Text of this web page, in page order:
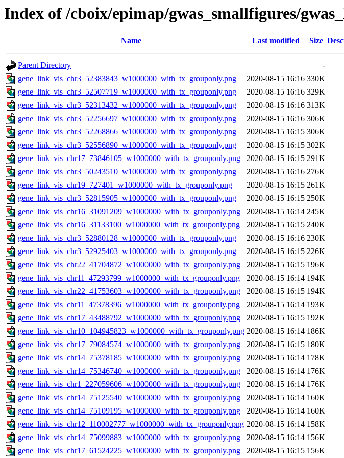
Index of /cboix/epimap/gwas_smallfigures/
Name Last modified Size
Parent Directory
-
gene_link_vis_chr3_52383843_w1000000_with_tx_grouponly.png
2020-08-15 16:16 330K
gene_link_vis_chr3_52507719_w1000000_with_tx_grouponly.png
2020-08-15 16:16 329K
gene_link_vis_chr3_52313432_w1000000_with_tx_grouponly.png
2020-08-15 16:16 313K
gene_link_vis_chr3_52256697_w1000000_with_tx_grouponly.png
2020-08-15 16:16 306K
gene_link_vis_chr3_52268866_w1000000_with_tx_grouponly.png
2020-08-15 16:15 306K
gene_link_vis_chr3_52556890_w1000000_with_tx_grouponly.png
2020-08-15 16:15 302K
gene_link_vis_chr17_73846105_w1000000_with_tx_grouponly.png
2020-08-15 16:15 291K
gene_link_vis_chr3_50243510_w1000000_with_tx_grouponly.png
2020-08-15 16:16 276K
gene_link_vis_chr19_727401_w1000000_with_tx_grouponly.png
2020-08-15 16:15 261K
gene_link_vis_chr3_52815905_w1000000_with_tx_grouponly.png
2020-08-15 16:15 250K
gene_link_vis_chr16_31091209_w1000000_with_tx_grouponly.png
2020-08-15 16:14 245K
gene_link_vis_chr16_31133100_w1000000_with_tx_grouponly.png
2020-08-15 16:15 240K
gene_link_vis_chr3_52880128_w1000000_with_tx_grouponly.png
2020-08-15 16:16 230K
gene_link_vis_chr3_52925403_w1000000_with_tx_grouponly.png
2020-08-15 16:15 226K
gene_link_vis_chr22_41704872_w1000000_with_tx_grouponly.png
2020-08-15 16:15 196K
gene_link_vis_chr11_47293799_w1000000_with_tx_grouponly.png
2020-08-15 16:14 194K
gene_link_vis_chr22_41753603_w1000000_with_tx_grouponly.png
2020-08-15 16:15 194K
gene_link_vis_chr11_47378396_w1000000_with_tx_grouponly.png
2020-08-15 16:14 193K
gene_link_vis_chr17_43488792_w1000000_with_tx_grouponly.png
2020-08-15 16:15 192K
gene_link_vis_chr10_104945823_w1000000_with_tx_grouponly.png 2020-08-15 16:14 186K
gene_link_vis_chr17_79084574_w1000000_with_tx_grouponly.png
2020-08-15 16:15 180K
gene_link_vis_chr14_75378185_w1000000_with_tx_grouponly.png
2020-08-15 16:14 178K
gene_link_vis_chr14_75346740_w1000000_with_tx_grouponly.png
2020-08-15 16:14 176K
gene_link_vis_chr1_227059606_w1000000_with_tx_grouponly.png
2020-08-15 16:14 176K
gene_link_vis_chr14_75125540_w1000000_with_tx_grouponly.png
2020-08-15 16:14 160K
gene_link_vis_chr14_75109195_w1000000_with_tx_grouponly.png
2020-08-15 16:14 160K
gene_link_vis_chr12_110002777_w1000000_with_tx_grouponly.png 2020-08-15 16:14 158K
gene_link_vis_chr14_75099883_w1000000_with_tx_grouponly.png
2020-08-15 16:14 156K
gene_link_vis_chr17_61524225_w1000000_with_tx_grouponly.png
2020-08-15 16:15 156K